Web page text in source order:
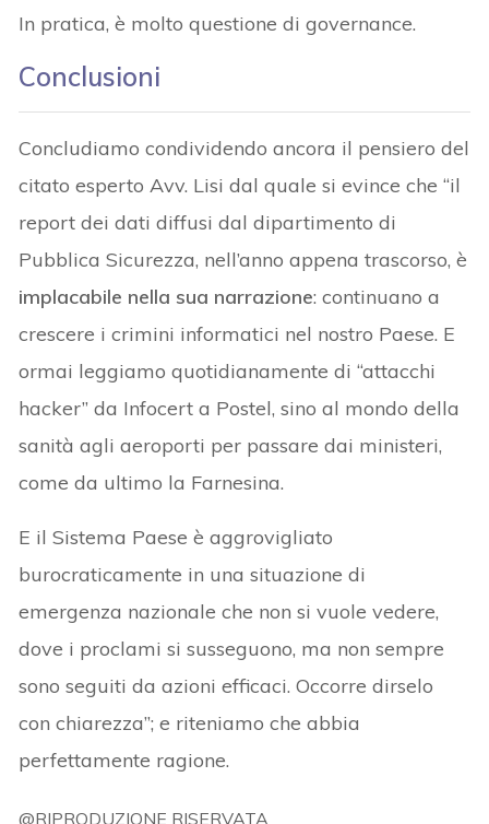
In pratica, è molto questione di governance.
Conclusioni
Concludiamo condividendo ancora il pensiero del
citato esperto Avv. Lisi dal quale si evince che “il
report dei dati diffusi dal dipartimento di
Pubblica Sicurezza, nell’anno appena trascorso, è
implacabile nella sua narrazione: continuano a
crescere i crimini informatici nel nostro Paese. E
ormai leggiamo quotidianamente di “attacchi
hacker” da Infocert a Postel, sino al mondo della
sanità agli aeroporti per passare dai ministeri,
come da ultimo la Farnesina.
E il Sistema Paese è aggrovigliato
burocraticamente in una situazione di
emergenza nazionale che non si vuole vedere,
dove i proclami si susseguono, ma non sempre
sono seguiti da azioni efficaci. Occorre dirselo
con chiarezza”; e riteniamo che abbia
perfettamente ragione.
@RIPRODUZIONE RISERVATA